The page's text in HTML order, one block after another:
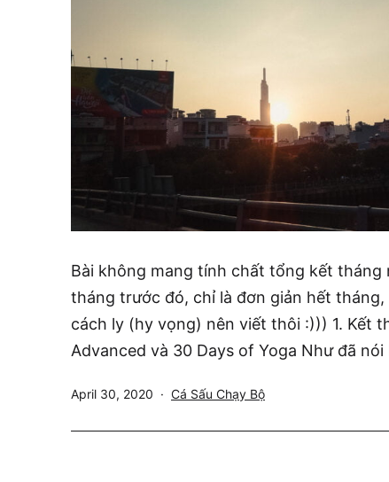
Bài không mang tính chất tổng kết tháng
tháng trước đó, chỉ là đơn giản hết
cách ly (hy vọng) nên viết thôi :))) 1. Kết
Advanced và 30 Days of Yoga Như đã
Published
April 30, 2020
Categorized
Cá Sấu Chạy Bộ